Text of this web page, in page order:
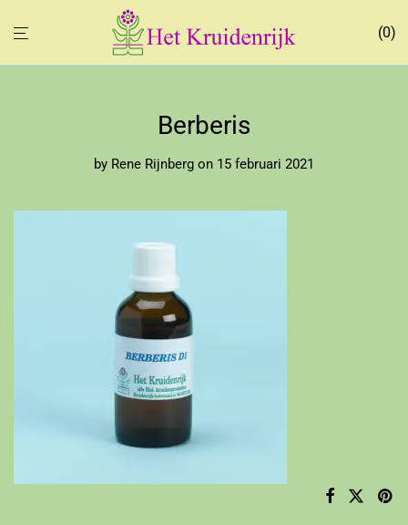
0
Berberis
by Rene Rijnberg on 15 februari 2021